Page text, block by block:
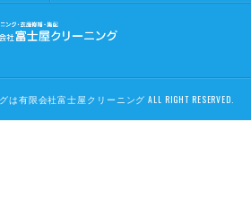
有限会社富士屋クリーニング ALL RIGHT RESERVED.